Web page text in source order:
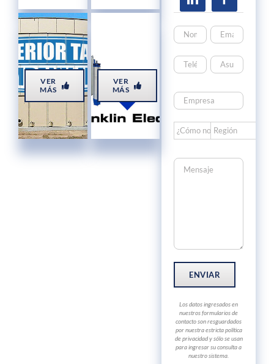
VER
MÁS
VER
MÁS
Los datos ingresados en
nuestros formularios de
contacto son resguardados
por nuestra estricta política
de privacidad y sólo se usan
para ingresar su consulta a
nuestro sistema.